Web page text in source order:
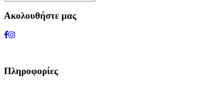
Ακολουθήστε μας
Πληροφορίες